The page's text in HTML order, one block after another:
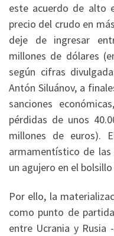
este acuerdo de alto
precio del crudo en
deje de ingresar
millones de dólares
según cifras
Antón Siluánov, a
sanciones
pérdidas de unos
millones de euros).
armamentístico de
un agujero en el
Por ello, la
como punto de
entre Ucrania y Rusia